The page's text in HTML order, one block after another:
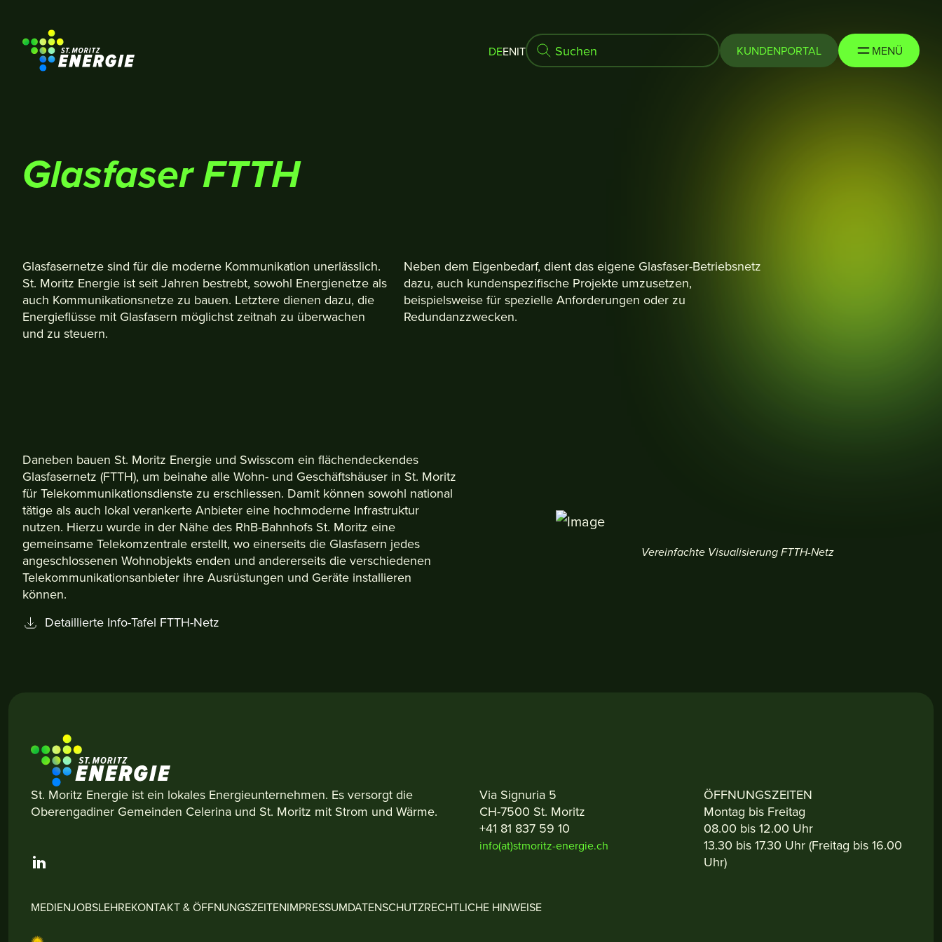
St. Moritz Energie
DEENIT KUNDENPORTAL MENÜ
Glasfaser FTTH
Glasfasernetze sind für die moderne Kommunikation unerlässlich.
St. Moritz Energie ist seit Jahren bestrebt, sowohl Energienetze als
auch Kommunikationsnetze zu bauen. Letztere dienen dazu, die
Energieflüsse mit Glasfasern möglichst zeitnah zu überwachen
und zu steuern.
Neben dem Eigenbedarf, dient das eigene Glasfaser-Betriebsnetz
dazu, auch kundenspezifische Projekte umzusetzen,
beispielsweise für spezielle Anforderungen oder zu
Redundanzzwecken.
Daneben bauen St. Moritz Energie und Swisscom ein flächendeckendes
Glasfasernetz (FTTH), um beinahe alle Wohn- und Geschäftshäuser in St. Moritz
für Telekommunikationsdienste zu erschliessen. Damit können sowohl national
tätige als auch lokal verankerte Anbieter eine hochmoderne Infrastruktur
nutzen. Hierzu wurde in der Nähe des RhB-Bahnhofs St. Moritz eine
gemeinsame Telekomzentrale erstellt, wo einerseits die Glasfasern jedes
angeschlossenen Wohnobjekts enden und andererseits die verschiedenen
Telekommunikationsanbieter ihre Ausrüstungen und Geräte installieren
können.
Detaillierte Info-Tafel FTTH-Netz
Vereinfachte Visualisierung FTTH-Netz
St. Moritz Energie ist ein lokales Energieunternehmen. Es versorgt die
Oberengadiner Gemeinden Celerina und St. Moritz mit Strom und Wärme.
Via Signuria 5
CH-7500 St. Moritz
+41 81 837 59 10
info(at)stmoritz-energie.ch
ÖFFNUNGSZEITEN
Montag bis Freitag
08.00 bis 12.00 Uhr
13.30 bis 17.30 Uhr (Freitag bis 16.00
Uhr)
MEDIENJOBSLEHREKONTAKT & ÖFFNUNGSZEITENIMPRESSUMDATENSCHUTZRECHTLICHE HINWEISE